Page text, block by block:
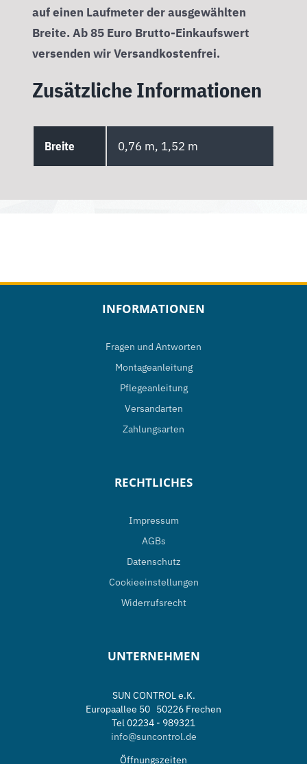
auf einen Laufmeter der ausgewählten
Breite. Ab 85 Euro Brutto-Einkaufswert
versenden wir Versandkostenfrei.
Zusätzliche Informationen
Breite 0,76 m, 1,52 m
INFORMATIONEN
Fragen und Antworten
Montageanleitung
Pflegeanleitung
Versandarten
Zahlungsarten
RECHTLICHES
Impressum
AGBs
Datenschutz
Cookieeinstellungen
Widerrufsrecht
UNTERNEHMEN
SUN CONTROL e.K.
Europaallee 50 50226 Frechen
Tel 02234 - 989321
info@suncontrol.de
Öffnungszeiten